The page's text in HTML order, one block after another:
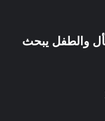
والطفل يبحث